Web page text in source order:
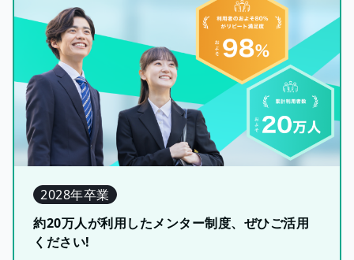
2028年卒業
約20万人が利用したメンター制度、ぜひご活用
ください!